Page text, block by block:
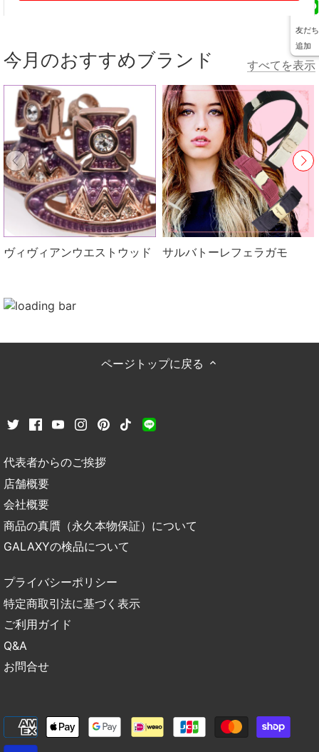
友だち
追加
今月のおすすめブランド すべてを表示
ヴィヴィアンウエストウッド サルバトーレフェラガモ
ページトップに戻る
代表者からのご挨拶
店舗概要
会社概要
商品の真贋（永久本物保証）について
GALAXYの検品について
プライバシーポリシー
特定商取引法に基づく表示
ご利用ガイド
Q&A
お問合せ